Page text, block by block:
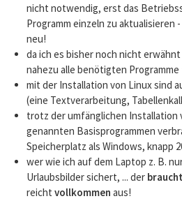
nicht notwendig, erst das
Programm einzeln zu aktualisieren
neu!
da ich es bisher noch nicht
nahezu alle benötigten
mit der Installation von Linux sind
(eine Textverarbeitung,
trotz der umfänglichen Installation
genannten Basisprogrammen
Speicherplatz als Windows, knapp
wer wie ich auf dem Laptop z. B.
Urlaubsbilder sichert, ... der
reichtvollkommen aus!